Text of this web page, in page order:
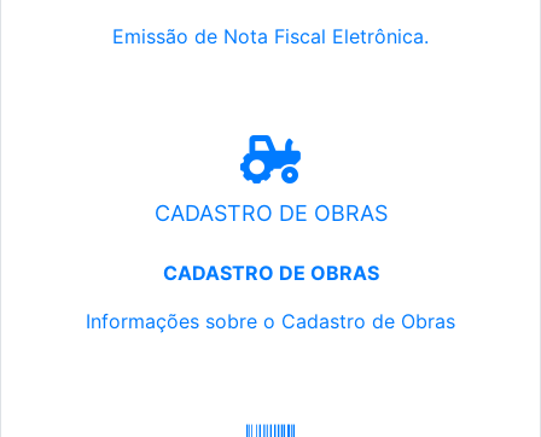
Emissão de Nota Fiscal Eletrônica.
CADASTRO DE OBRAS
CADASTRO DE OBRAS
Informações sobre o Cadastro de Obras